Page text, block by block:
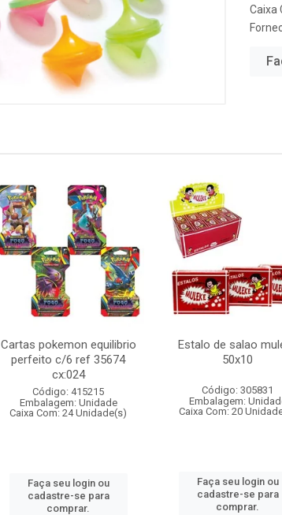
Caixa
Cartas pokemon equilibrio
perfeito c/6 ref 35674
cx:024
Código: 415215
Embalagem: Unidade
Caixa Com: 24 Unidade(s)
Faça seu login ou
cadastre-se para
comprar.
Estalo de salao
50x10
Código: 305831
Embalagem:
Caixa Com: 20
Faça seu login ou
cadastre-se para
comprar.